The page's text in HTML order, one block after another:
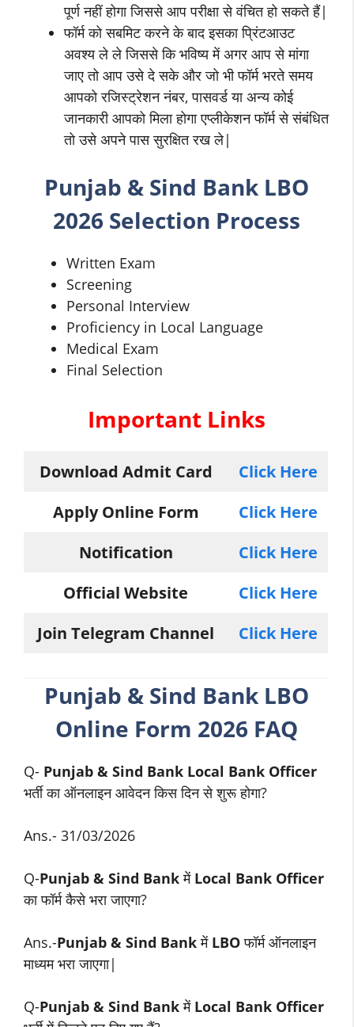
पूर्ण नहीं होगा जिससे आप परीक्षा से वंचित हो सकते हैं|
फॉर्म को सबमिट करने के बाद इसका प्रिंटआउट
अवश्य ले ले जिससे कि भविष्य में अगर आप से मांगा
जाए तो आप उसे दे सके और जो भी फॉर्म भरते समय
आपको रजिस्ट्रेशन नंबर, पासवर्ड या अन्य कोई
जानकारी आपको मिला होगा एप्लीकेशन फॉर्म से संबंधित
तो उसे अपने पास सुरक्षित रख ले|
Punjab & Sind BankLBO
2026 Selection Process
Written Exam
Screening
Personal Interview
Proficiency in Local Language
Medical Exam
Final Selection
Important Links
Download Admit Card
Click Here
Apply Online Form
Click Here
Notification
Click Here
Official Website
Click Here
Join Telegram Channel
Click Here
Punjab & Sind Bank LBO
Online Form 2026 FAQ
Q- Punjab & Sind Bank Local Bank Officer
भर्ती का ऑनलाइन आवेदन किस दिन से शुरू होगा?
Ans.- 31/03/2026
Q-Punjab & Sind Bank में Local Bank Officer
का फॉर्म कैसे भरा जाएगा?
Ans.-Punjab & Sind Bank में LBOफॉर्म ऑनलाइन
माध्यम भरा जाएगा|
Q-Punjab & Sind Bank में Local Bank Officer